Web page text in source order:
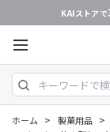
KAIストアで
ホーム > 製菓用品 >